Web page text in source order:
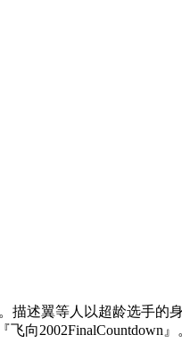
描述翼等人以超龄选手的
向2002FinalCountdown